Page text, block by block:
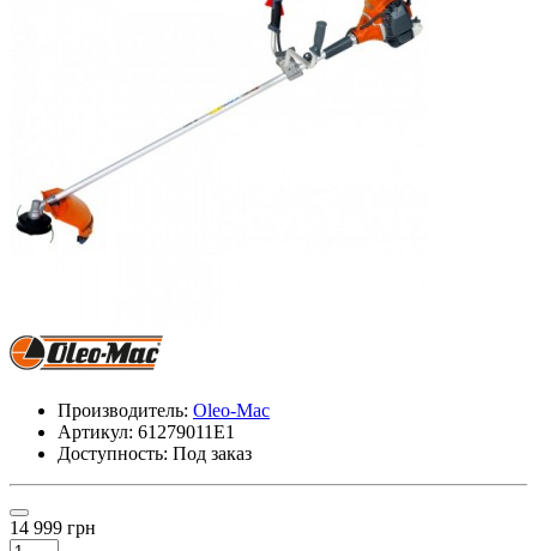
Производитель: Oleo-Mac
Артикул: 61279011E1
Доступность: Под заказ
14 999 грн